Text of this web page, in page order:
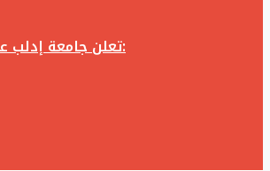
تعلن جامعة إدلب عن إجراء مناقصة (بالظرف المختوم) لشراء وتوريد زجاجيات ومواد مخبرية لزوم مخابر جامعة إدلب وفق الكميات والمواصفات المحددة أدناه: